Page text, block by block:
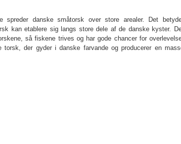
spreder danske småtorsk over store arealer. Det
kan etablere sig langs store dele af de danske kyster.
så fiskene trives og har gode chancer for
der gyder i danske farvande og producerer en